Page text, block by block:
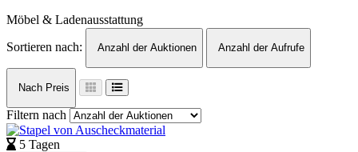
Möbel & Ladenausstattung
Sortieren nach:
Anzahl der Auktionen Anzahl der Aufrufe
Nach Preis
Filtern nach
5 Tagen